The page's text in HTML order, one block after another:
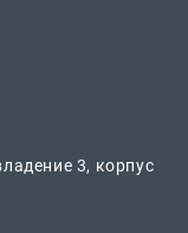
3, корпус